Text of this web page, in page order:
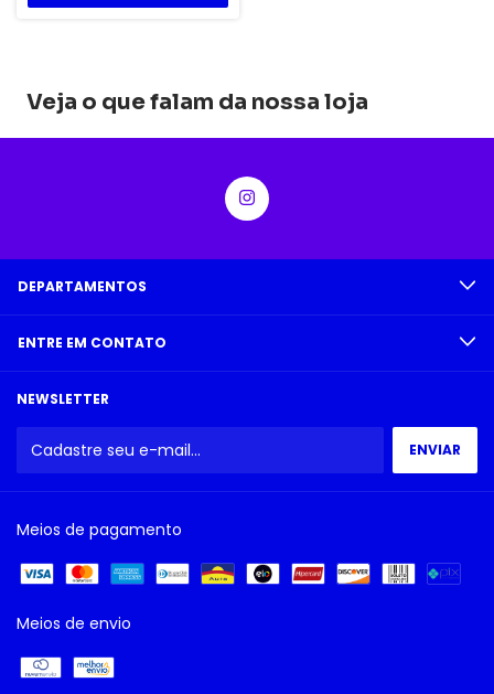
Veja o que falam da nossa loja
DEPARTAMENTOS
ENTRE EM CONTATO
NEWSLETTER
Meios de pagamento
Meios de envio